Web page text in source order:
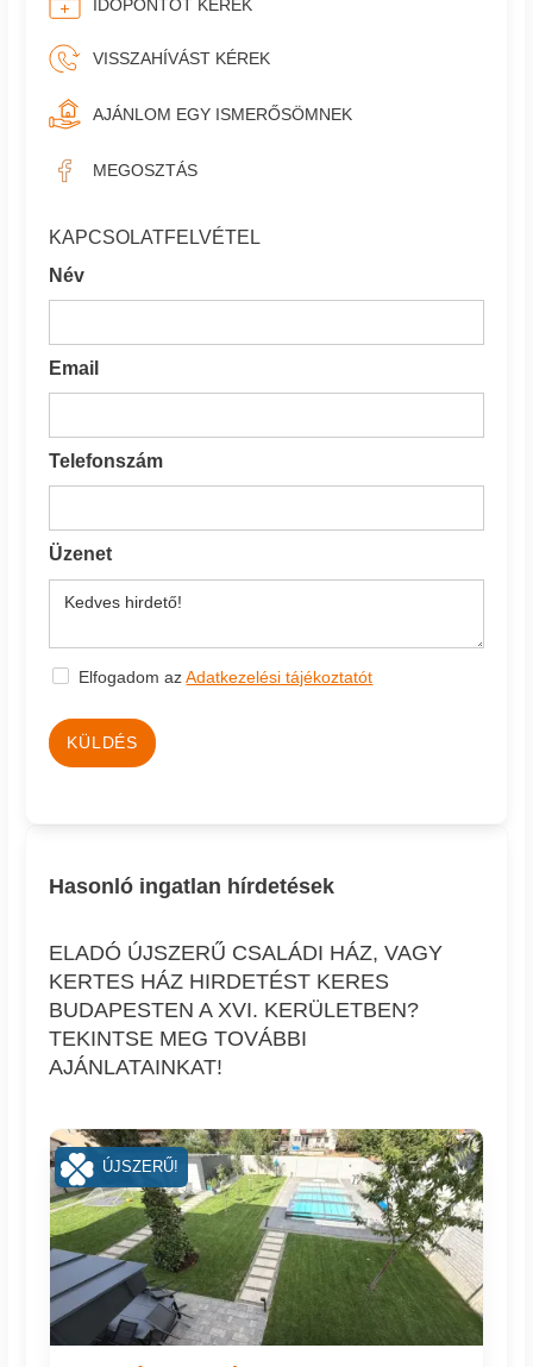
IDŐPONTOT KÉREK
VISSZAHÍVÁST KÉREK
AJÁNLOM EGY ISMERŐSÖMNEK
MEGOSZTÁS
KAPCSOLATFELVÉTEL
Név
Email
Telefonszám
Üzenet
Elfogadom azAdatkezelési tájékoztatót
KÜLDÉS
Hasonló ingatlan hírdetések
ELADÓ ÚJSZERŰ CSALÁDI HÁZ, VAGY
KERTES HÁZ HIRDETÉST KERES
BUDAPESTEN A XVI. KERÜLETBEN?
TEKINTSE MEG TOVÁBBI
AJÁNLATAINKAT!
ÚJSZERŰ!